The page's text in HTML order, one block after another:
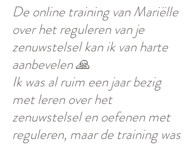
De online training van Mariëlle
over het reguleren van je
zenuwstelsel kan ik van harte
aanbevelen 🙏
Ik was al ruim een jaar bezig
met leren over het
zenuwstelsel en oefenen met
reguleren, maar de training was